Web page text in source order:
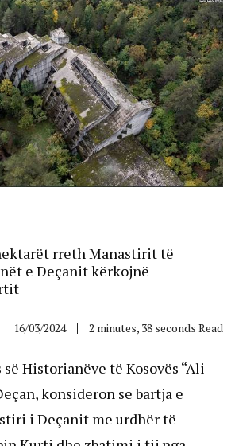
rreth Manastirit të
e Deçanit kërkojnë
16/03/2024 2 minutes, 38 seconds Read
Historianëve të Kosovës “Ali
konsideron se bartja e
i Deçanit me urdhër të